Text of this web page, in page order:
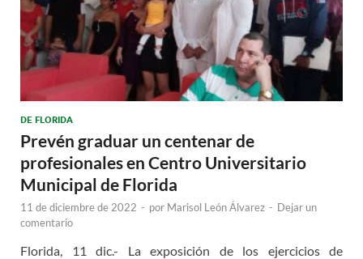
DE FLORIDA
Prevén graduar un centenar de
profesionales en Centro Universitario
Municipal de Florida
11 de diciembre de 2022 - por Marisol León Álvarez - Dejar un
comentario
Florida, 11 dic.- La exposición de los ejercicios de